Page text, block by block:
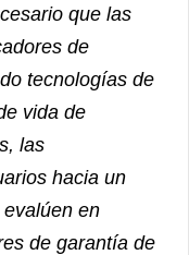
que las
de
tecnologías de
vida de
las
hacia un
en
de garantía de